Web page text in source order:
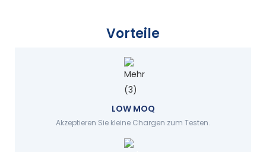
Vorteile
LOW MOQ
Akzeptieren Sie kleine Chargen zum Testen.